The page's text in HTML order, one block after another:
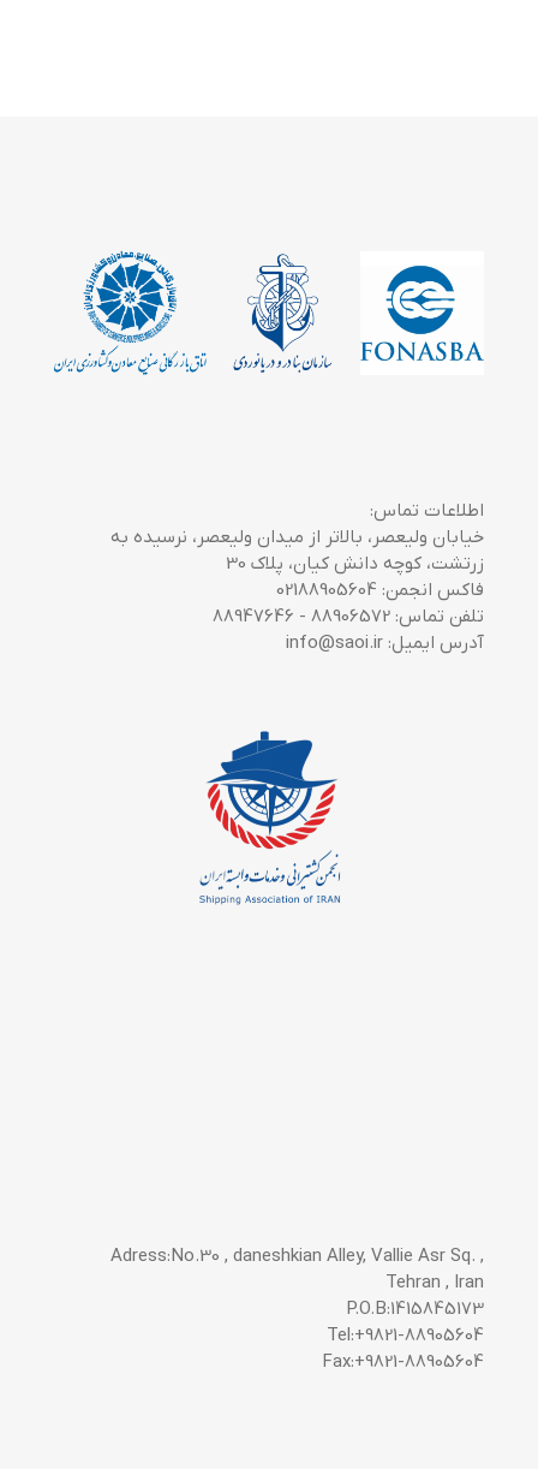
اطلاعات تماس:
خیابان ولیعصر، بالاتر از میدان ولیعصر، نرسیده به
زرتشت، کوچه دانش کیان، پلاک 30
فاکس انجمن: 02188905604
تلفن تماس: 88906572 - 88947646
آدرس ایمیل: info@saoi.ir
Adress:No.30 , daneshkian Alley, Vallie Asr Sq. ,
Tehran , Iran
P.O.B:1415845173
Tel:+9821-88905604
Fax:+9821-88905604